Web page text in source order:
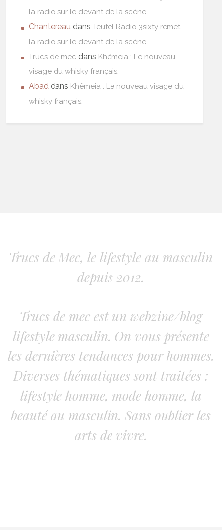
la radio sur le devant de la scène
Chantereau dansTeufel Radio 3sixty remet
la radio sur le devant de la scène
Trucs de mec dans Khêmeia : Le nouveau
visage du whisky français.
Abad dans Khêmeia : Le nouveau visage du
whisky français.
Trucs de Mec, le lifestyle au masculin
depuis 2012.
Trucs de mec est un webzine/blog
lifestyle masculin. On vous présente
les dernières tendances pour hommes.
Diverses thématiques sont traitées :
lifestyle homme, mode homme, la
beauté au masculin. Sans oublier les
arts de vivre.